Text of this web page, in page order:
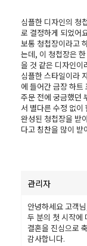
심플한 디자인의 청
로 결정하게 되었어
보통 청첩장이라고
는데, 이 청첩장은
을 것 같은 디자인이
심플한 스타일이라
에 들어간 금장 하트
주문 전에 궁금했던
서 별다른 수정 없이
완성된 청첩장을 받
다고 칭찬을 많이 받
관리자
안녕하세요 고객
두 분의 첫 시작에
결혼을 진심으로
감사합니다.